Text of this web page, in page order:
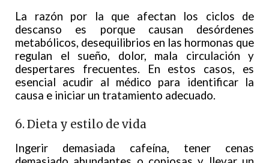
La razón por la que afectan los ciclos de
descanso es porque causan desórdenes
metabólicos, desequilibrios en las hormonas que
regulan el sueño, dolor, mala circulación y
despertares frecuentes. En estos casos, es
esencial acudir al médico para identificar la
causa e iniciar un tratamiento adecuado.
6. Dieta y estilo de vida
Ingerir demasiada cafeína, tener cenas